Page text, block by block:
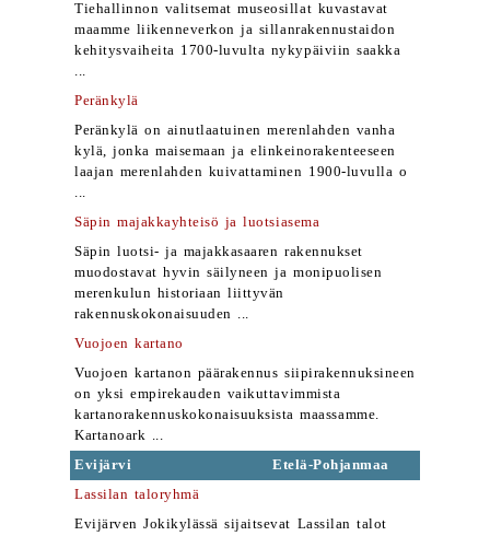
Tiehallinnon valitsemat museosillat kuvastavat
maamme liikenneverkon ja sillanrakennustaidon
kehitysvaiheita 1700-luvulta nykypäiviin saakka
...
Peränkylä
Peränkylä on ainutlaatuinen merenlahden vanha
kylä, jonka maisemaan ja elinkeinorakenteeseen
laajan merenlahden kuivattaminen 1900-luvulla o
...
Säpin majakkayhteisö ja luotsiasema
Säpin luotsi- ja majakkasaaren rakennukset
muodostavat hyvin säilyneen ja monipuolisen
merenkulun historiaan liittyvän
rakennuskokonaisuuden ...
Vuojoen kartano
Vuojoen kartanon päärakennus siipirakennuksineen
on yksi empirekauden vaikuttavimmista
kartanorakennuskokonaisuuksista maassamme.
Kartanoark ...
Evijärvi
Etelä-Pohjanmaa
Lassilan taloryhmä
Evijärven Jokikylässä sijaitsevat Lassilan talot